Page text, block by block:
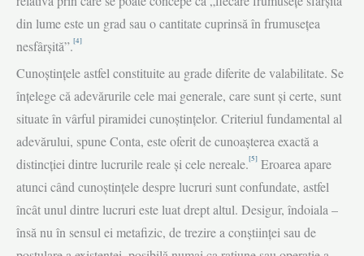
din lume este un grad sau o cantitate cuprinsă în frumuseţea
nesfârşită”.[4]
Cunoştinţele astfel constituite au grade diferite de valabilitate. Se
înţelege că adevărurile cele mai generale, care sunt și certe, sunt
situate în vârful piramidei cunoştinţelor. Criteriul fundamental al
adevărului, spune Conta, este oferit de cunoaşterea exactă a
distincţiei dintre lucrurile reale şi cele nereale.[5] Eroarea apare
atunci când cunoştinţele despre lucruri sunt confundate, astfel
încât unul dintre lucruri este luat drept altul. Desigur, îndoiala –
însă nu în sensul ei metafizic, de trezire a conştiinţei sau de